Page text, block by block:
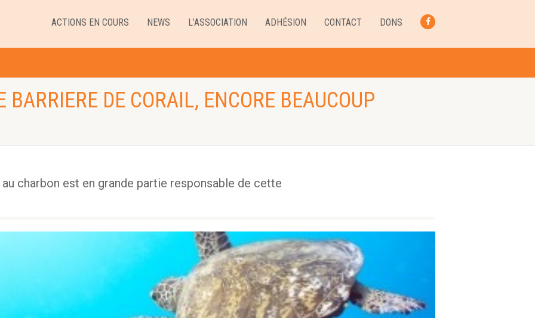
ACTIONS EN COURS NEWS L’ASSOCIATION ADHÉSION CONTACT DONS
BARRIERE DE CORAIL, ENCORE BEAUCOUP
charbon est en grande partie responsable de cette